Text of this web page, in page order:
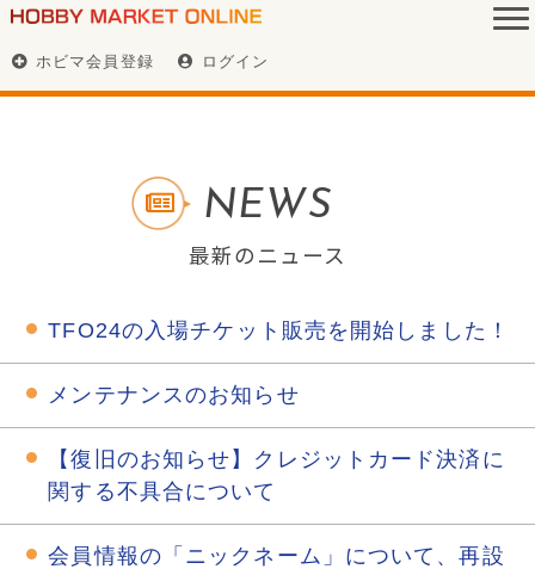
ホビマ会員登録 ログイン
NEWS
最新のニュース
TFO24の入場チケット販売を開始しました！
メンテナンスのお知らせ
【復旧のお知らせ】クレジットカード決済に
関する不具合について
会員情報の「ニックネーム」について、再設